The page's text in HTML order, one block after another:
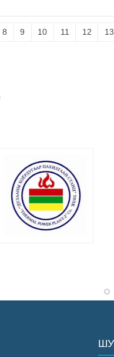
8 9 10 11 12 13